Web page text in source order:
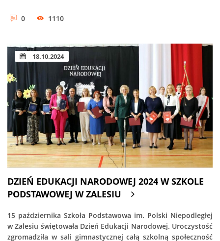
0 1110
18.10.2024
DZIEŃ EDUKACJI NARODOWEJ 2024 W SZKOLE
PODSTAWOWEJ W ZALESIU
15 października Szkoła Podstawowa im. Polski Niepodległej
w Zalesiu świętowała Dzień Edukacji Narodowej. Uroczystość
zgromadziła w sali gimnastycznej całą szkolną społeczność